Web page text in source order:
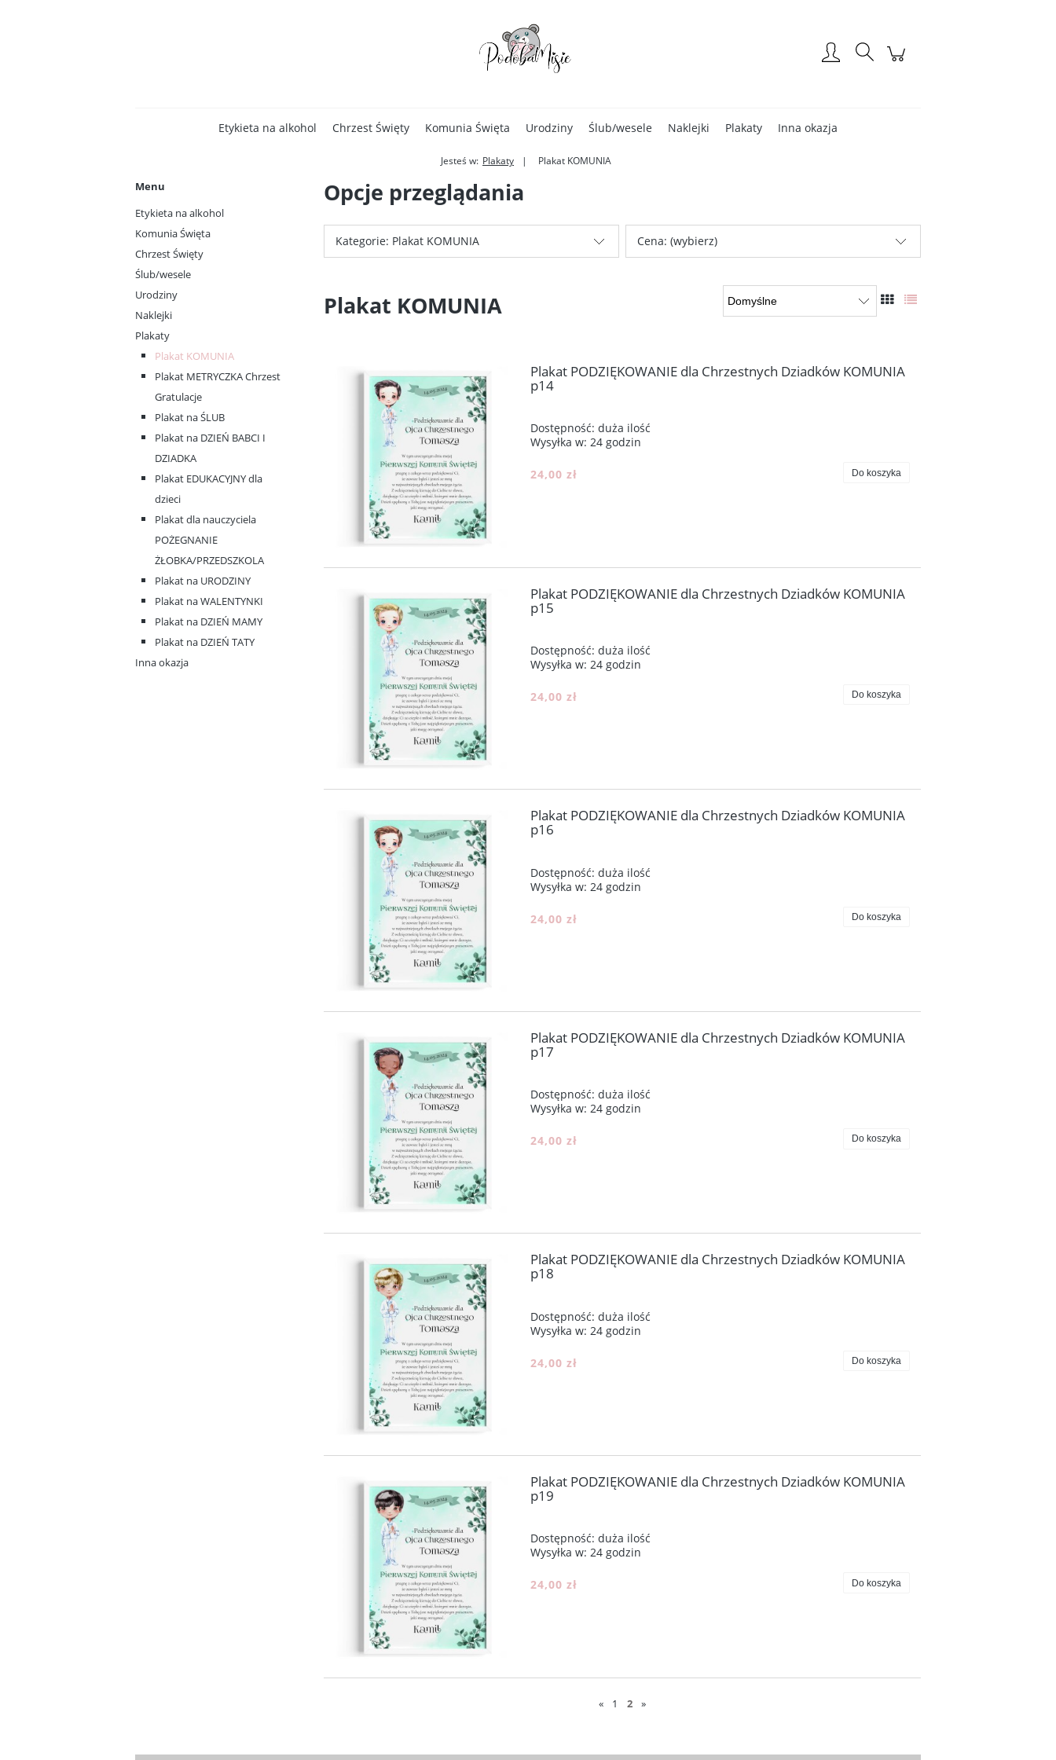
Etykieta na alkohol Chrzest Święty Komunia Święta Urodziny Ślub/wesele Naklejki Plakaty Inna okazja
Jesteś w: Plakaty Plakat KOMUNIA
Menu
Etykieta na alkohol
Komunia Święta
Chrzest Święty
Ślub/wesele
Urodziny
Naklejki
Plakaty
Plakat KOMUNIA
Plakat METRYCZKA Chrzest
Gratulacje
Plakat na ŚLUB
Plakat na DZIEŃ BABCI I
DZIADKA
Plakat EDUKACYJNY dla
dzieci
Plakat dla nauczyciela
POŻEGNANIE
ŻŁOBKA/PRZEDSZKOLA
Plakat na URODZINY
Plakat na WALENTYNKI
Plakat na DZIEŃ MAMY
Plakat na DZIEŃ TATY
Inna okazja
Opcje przeglądania
Kategorie: Plakat KOMUNIA Cena: (wybierz)
Plakat KOMUNIA
Plakat PODZIĘKOWANIE dla Chrzestnych Dziadków KOMUNIA
p14
Dostępność: duża ilość
Wysyłka w: 24 godzin
24,00 zł Do koszyka
Plakat PODZIĘKOWANIE dla Chrzestnych Dziadków KOMUNIA
p15
Dostępność: duża ilość
Wysyłka w: 24 godzin
24,00 zł Do koszyka
Plakat PODZIĘKOWANIE dla Chrzestnych Dziadków KOMUNIA
p16
Dostępność: duża ilość
Wysyłka w: 24 godzin
24,00 zł Do koszyka
Plakat PODZIĘKOWANIE dla Chrzestnych Dziadków KOMUNIA
p17
Dostępność: duża ilość
Wysyłka w: 24 godzin
24,00 zł Do koszyka
Plakat PODZIĘKOWANIE dla Chrzestnych Dziadków KOMUNIA
p18
Dostępność: duża ilość
Wysyłka w: 24 godzin
24,00 zł Do koszyka
Plakat PODZIĘKOWANIE dla Chrzestnych Dziadków KOMUNIA
p19
Dostępność: duża ilość
Wysyłka w: 24 godzin
24,00 zł Do koszyka
« 1 2 »